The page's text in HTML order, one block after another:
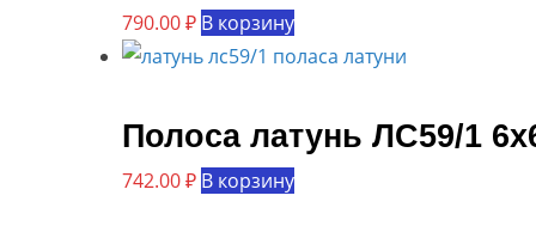
790.00₽ В корзину
Полоса латунь ЛС59/1
742.00₽ В корзину